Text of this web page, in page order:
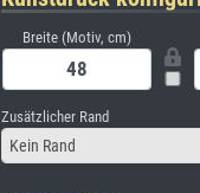
Breite (Motiv, cm)
Zusätzlicher Rand
Kein Rand